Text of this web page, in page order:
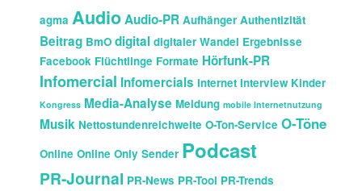
agma AudioAudio-PR Aufhänger Authentizität
Beitrag BmO digital digitaler Wandel Ergebnisse
Facebook Flüchtlinge Formate Hörfunk-PR
Infomercial Infomercials Internet Interview Kinder
Kongress Media-Analyse Meldung mobile Internetnutzung
Musik Nettostundenreichweite O-Ton-Service O-Töne
Online Online Only Sender Podcast
PR-Journal PR-News PR-Tool PR-Trends